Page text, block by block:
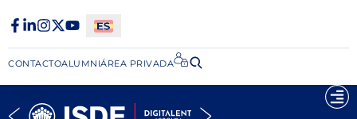
CONTACTOALUMNIÁREA PRIVADA​